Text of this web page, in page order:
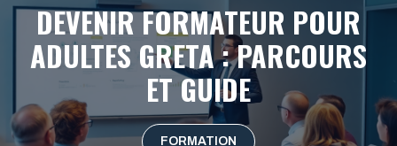
DEVENIR FORMATEUR POUR
ADULTES GRETA : PARCOURS
ET GUIDE
FORMATION